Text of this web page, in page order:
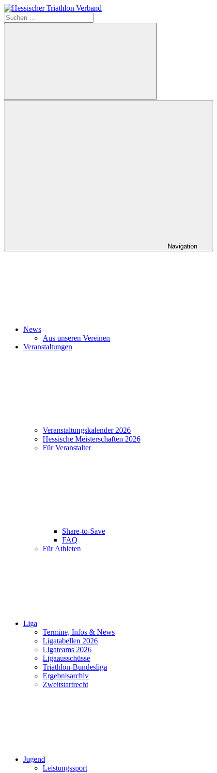
Zum
Inhalt
springen
Hessischer
Suchen
nach:
Suchen
Navigation
News
Aus unseren Vereinen
Veranstaltungen
Veranstaltungskalender 2026
Hessische Meisterschaften 2026
Für Veranstalter
Share-to-Save
FAQ
Für Athleten
Liga
Termine, Infos & News
Ligatabellen 2026
Ligateams 2026
Ligaausschüsse
Triathlon-Bundesliga
Ergebnisarchiv
Zweitstartrecht
Jugend
Leistungssport